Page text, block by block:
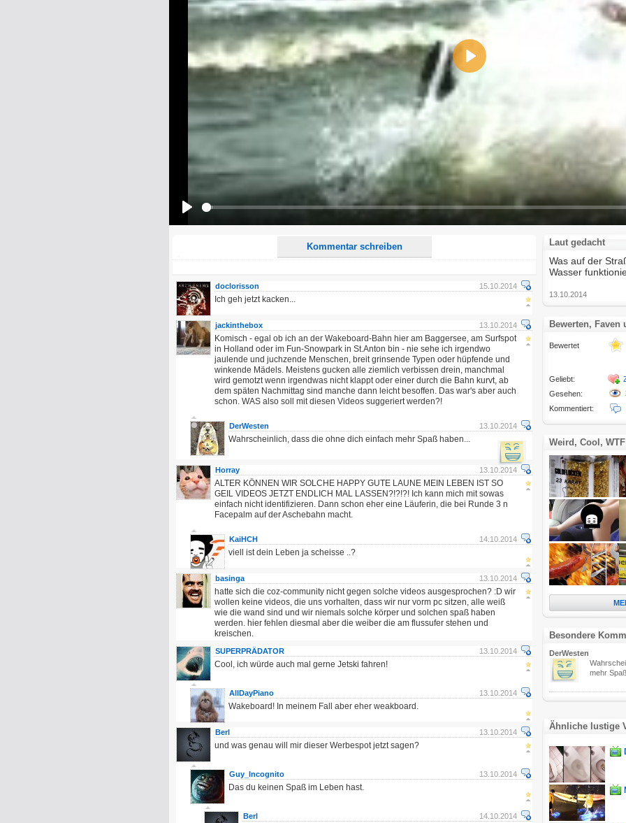
Play
Kommentar schreiben
E-Mail-Adresse (optional):
Kommentar:
Alle HTML-Tags außer <br>, <strike> und <i> werden aus Deinem Kommentar entfernt.
URLs werden automatisch umgewandelt. Bitte verwende "www." oder "http://" in URLs
Ich möchte eine E-Mail, wenn zu meinem Kommentar Antworten erscheinen.
Ich möchte eine E-Mail, wenn auf dieser Seite weitere Kommentare erscheinen.
15.10.2014
doclorisson
Ich geh jetzt kacken...
13.10.2014
jackinthebox
Komisch - egal ob ich an der Wakeboard-Bahn hier am Baggersee, am Surfspot
in Holland oder im Fun-Snowpark in St.Anton bin - nie sehe ich irgendwo
jaulende und juchzende Menschen, breit grinsende Typen oder hüpfende und
winkende Mädels. Meistens gucken alle ziemlich verbissen drein, manchmal
wird gemotzt wenn irgendwas nicht klappt oder einer durch die Bahn kurvt, ab
dem späten Nachmittag sind manche dann leicht besoffen. Das war's aber auch
schon. WAS also soll mit diesen Videos suggeriert werden?!
13.10.2014
DerWesten
Wahrscheinlich, dass die ohne dich einfach mehr Spaß haben...
13.10.2014
Horray
ALTER KÖNNEN WIR SOLCHE HAPPY GUTE LAUNE MEIN LEBEN IST SO
GEIL VIDEOS JETZT ENDLICH MAL LASSEN?!?!?! Ich kann mich mit sowas
einfach nicht identifizieren. Dann schon eher eine Läuferin, die bei Runde 3 n
Facepalm auf der Aschebahn macht.
14.10.2014
KaiHCH
viell ist dein Leben ja scheisse ..?
13.10.2014
basinga
hatte sich die coz-community nicht gegen solche videos ausgesprochen? :D wir
wollen keine videos, die uns vorhalten, dass wir nur vorm pc sitzen, alle weiß
wie die wand sind und wir niemals solche körper und solchen spaß haben
werden. hier fehlen diesmal aber die weiber die am flussufer stehen und
kreischen.
13.10.2014
SUPERPRÄDATOR
Cool, ich würde auch mal gerne Jetski fahren!
13.10.2014
AllDayPiano
Wakeboard! In meinem Fall aber eher weakboard.
13.10.2014
Berl
und was genau will mir dieser Werbespot jetzt sagen?
13.10.2014
Guy_Incognito
Das du keinen Spaß im Leben hast.
14.10.2014
Berl
Laut gedacht
Was auf der
Wasser
13.10.2014
Bewerten, Faven
Bewertet
Geliebt:
Gesehen:
Kommentiert:
Weird, Cool, WTF
Besondere
DerWesten
mehr
Ähnliche lustige